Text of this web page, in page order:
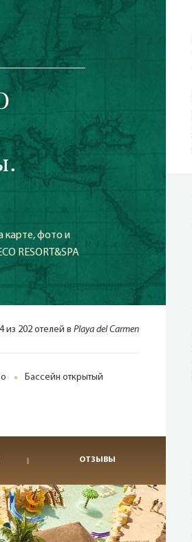
карте, фото и
RESORT&SPA
из 202 отелей в Playa del Carmen
Бассейн открытый
ОТЗЫВЫ